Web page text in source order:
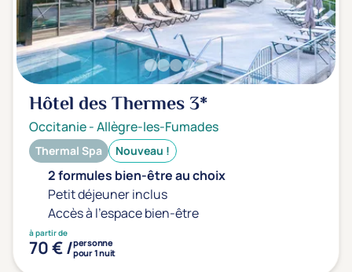
Hôtel des Thermes3*
Occitanie-Allègre-les-Fumades
Thermal Spa Nouveau !
2 formules bien-être au choix
Petit déjeuner inclus
Accès à l'espace bien-être
à partir de
70 € /personne
pour 1 nuit